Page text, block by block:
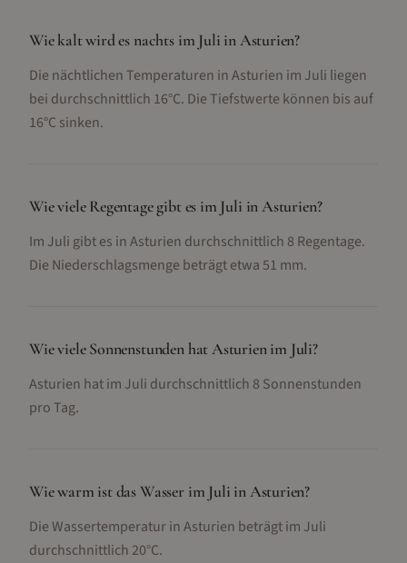
Wie kalt wird es nachts im Juli in Asturien?
Die nächtlichen Temperaturen in Asturien im Juli liegen
bei durchschnittlich 16°C. Die Tiefstwerte können bis auf
16°C sinken.
Wie viele Regentage gibt es im Juli in Asturien?
Im Juli gibt es in Asturien durchschnittlich 8 Regentage.
Die Niederschlagsmenge beträgt etwa 51 mm.
Wie viele Sonnenstunden hat Asturien im Juli?
Asturien hat im Juli durchschnittlich 8 Sonnenstunden
pro Tag.
Wie warm ist das Wasser im Juli in Asturien?
Die Wassertemperatur in Asturien beträgt im Juli
durchschnittlich 20°C.